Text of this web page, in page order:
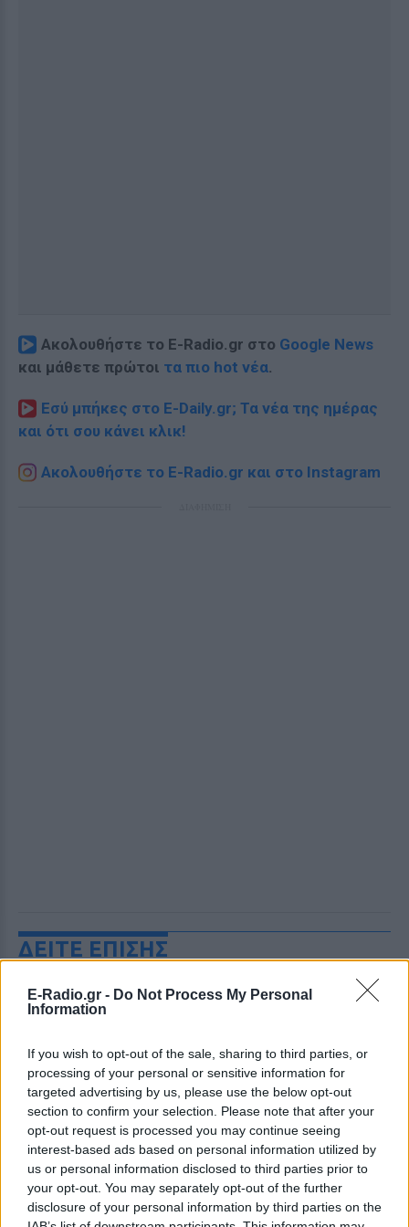
E-Radio.gr - Do Not Process My Personal
Information
If you wish to opt-out of the sale, sharing to third parties, or
processing of your personal or sensitive information for
targeted advertising by us, please use the below opt-out
section to confirm your selection. Please note that after your
opt-out request is processed you may continue seeing
interest-based ads based on personal information utilized by
us or personal information disclosed to third parties prior to
your opt-out. You may separately opt-out of the further
disclosure of your personal information by third parties on the
Ακολουθήστε το E-Radio.gr στο Google News
και μάθετε πρώτοι τα πιο hot νέα.
Εσύ μπήκες στο E-Daily.gr; Τα νέα της ημέρας
και ότι σου κάνει κλικ!
Ακολουθήστε το E-Radio.gr και στο Instagram
ΔΕΙΤΕ ΕΠΙΣΗΣ
ΣΤΗΝ ΙΔΙΑ ΚΑΤΗΓΟΡΙΑ
στην Κέρκυρα: «Θα σηκωθώ πιο
δυνατός»
ΣΉΜΕΡΑ
Ο ηθοποιός και χορευτής μοιράστηκε
στο Instagram μια φωτογραφία από
πρόσφατη εξέτασή του, με ένα μήνυμα
θάρρους
Φοβερή ιστορία στον ΟΦΗ:
Ένας κάτοχος εισιτηρίου